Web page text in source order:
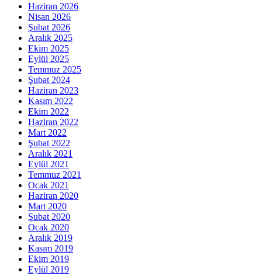
Haziran 2026
Nisan 2026
Şubat 2026
Aralık 2025
Ekim 2025
Eylül 2025
Temmuz 2025
Şubat 2024
Haziran 2023
Kasım 2022
Ekim 2022
Haziran 2022
Mart 2022
Şubat 2022
Aralık 2021
Eylül 2021
Temmuz 2021
Ocak 2021
Haziran 2020
Mart 2020
Şubat 2020
Ocak 2020
Aralık 2019
Kasım 2019
Ekim 2019
Eylül 2019